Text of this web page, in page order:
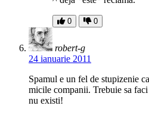
0 0
robert-g
24 ianuarie 2011
Spamul e un fel de stupizenie
micile companii. Trebuie sa
nu existi!